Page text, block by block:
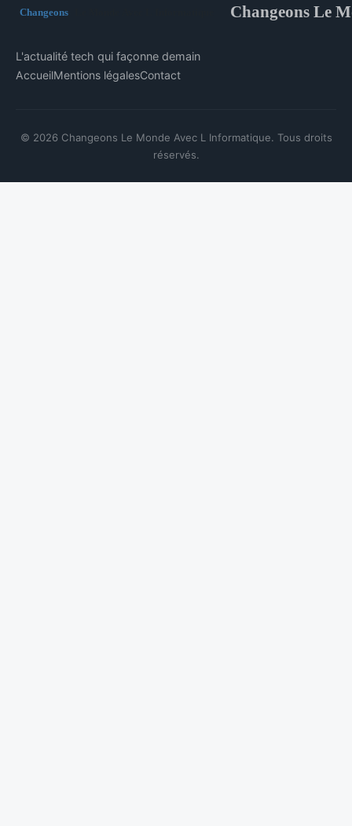
Changeons Le
L'actualité tech qui façonne demain
AccueilMentions légalesContact
© 2026 Changeons Le Monde Avec L Informatique. Tous droits
réservés.